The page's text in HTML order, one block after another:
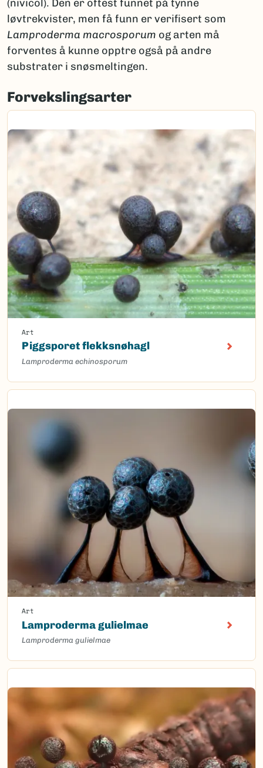
(nivicol). Den er oftest funnet på tynne
løvtrekvister, men få funn er verifisert som
Lamproderma macrosporum og arten må
forventes å kunne opptre også på andre
substrater i snøsmeltingen.
Forvekslingsarter
Art
Piggsporet flekksnøhagl
Lamproderma echinosporum
Art
Lamproderma gulielmae
Lamproderma gulielmae